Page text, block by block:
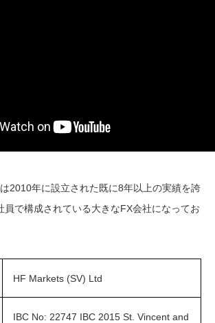
2010年に設立された既に8年以上の実績を誇
員で構成されている大きなFX会社になってお
HF Markets (SV) Ltd
IBC No: 22747 IBC 2015 St. Vincent and